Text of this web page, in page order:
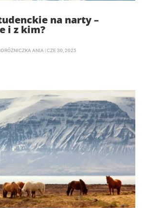
na narty –
i z kim?
ANIA |CZE 30, 2025